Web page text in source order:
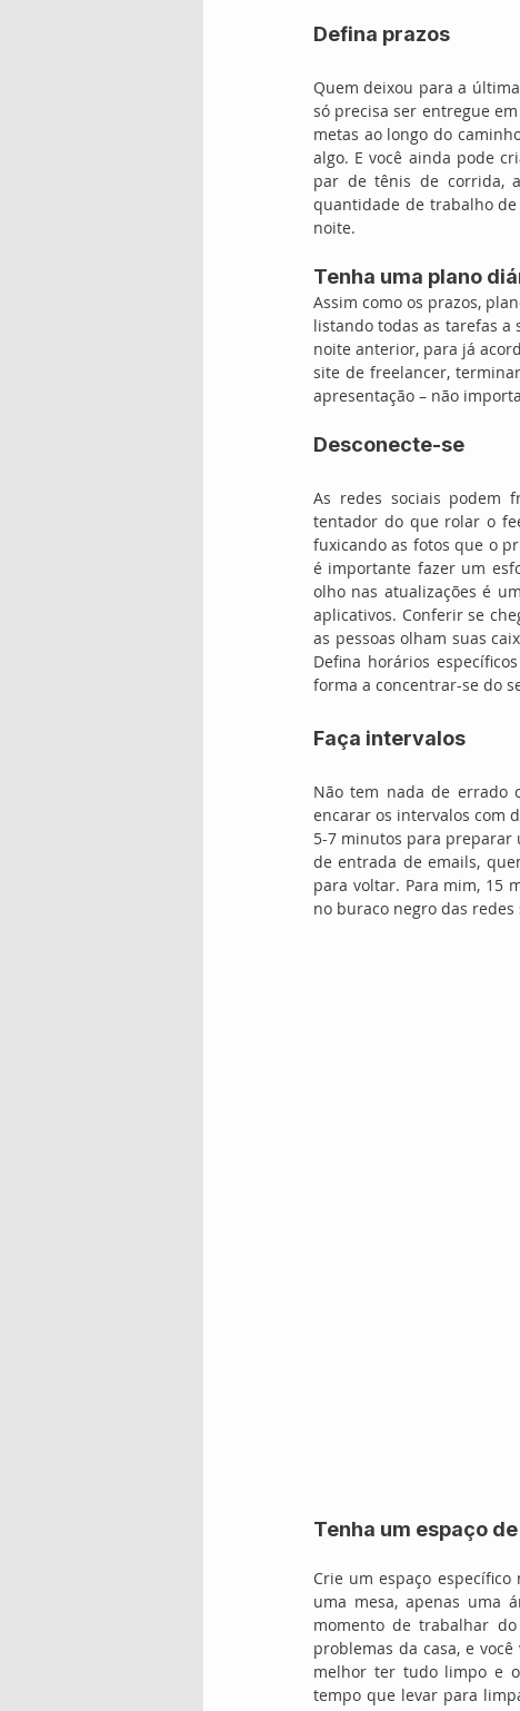
Defina prazos
Quem deixou para a
só precisa ser entregue
metas ao longo do
algo. E você ainda pode
par de tênis de corrida,
quantidade de trabalho
noite.
Tenha uma plano
Assim como os prazos,
listando todas as tarefas
noite anterior, para já
site de freelancer,
apresentação – não
Desconecte-se
As redes sociais podem
tentador do que rolar o
fuxicando as fotos que o
é importante fazer um
olho nas atualizações é
aplicativos. Conferir se
as pessoas olham suas
Defina horários
forma a concentrar-se do
Faça intervalos
Não tem nada de errado
encarar os intervalos com
5-7 minutos para preparar
de entrada de emails,
para voltar. Para mim, 15
no buraco negro das
Tenha um espaço
Crie um espaço
uma mesa, apenas uma
momento de trabalhar
problemas da casa, e
melhor ter tudo limpo e
tempo que levar para